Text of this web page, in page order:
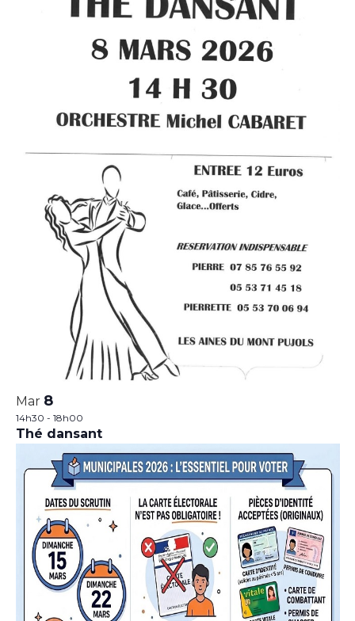
Mar 8
14h30 - 18h00
Thé dansant